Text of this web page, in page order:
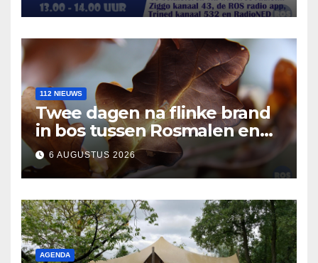
112 NIEUWS
Twee dagen na flinke brand
in bos tussen Rosmalen en
Nuland
6 AUGUSTUS 2026
AGENDA